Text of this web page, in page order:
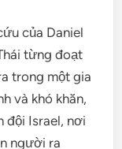
của Daniel
từng đoạt
trong một gia
và khó khăn,
đội Israel, nơi
người ra